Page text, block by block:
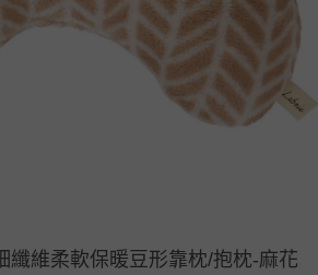
纖維柔軟保暖豆形靠枕/抱枕-麻花